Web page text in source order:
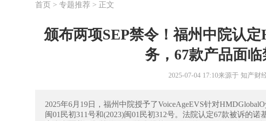
首页 > 专题推荐 > 正文
颁布两项SEP禁令！福州中院认
务，67款产品面临
2025-07-04 17:10来源于 知产财
2025年6月19日，福州中院授予了VoiceAgeEVS针对
闽01民初311号和(2023)闽01民初312号。法院认定67款被诉的